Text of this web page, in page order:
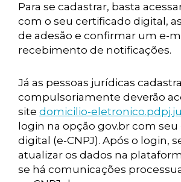
Para se cadastrar, basta
com o seu certificado digital,
de adesão e confirmar um e-
recebimento de notificações.
Já as pessoas jurídicas
compulsoriamente deverão
site domicilio-
login na opção gov.br com
digital (e-CNPJ). Após o login,
atualizar os dados na
se há comunicações